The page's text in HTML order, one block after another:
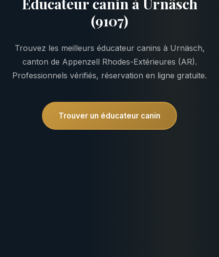
(9107)
Trouvez les meilleurs éducateur canins à Urnäsch,
canton de Appenzell Rhodes-Extérieures (AR).
Professionnels vérifiés, réservation en ligne gratuite.
Trouver un éducateur canin